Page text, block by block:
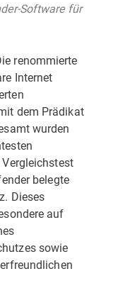
Software für
renommierte
Internet
dem Prädikat
wurden
belegte
Dieses
auf
sowie